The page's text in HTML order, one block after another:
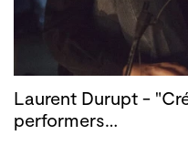
Laurent Durupt -
performers…